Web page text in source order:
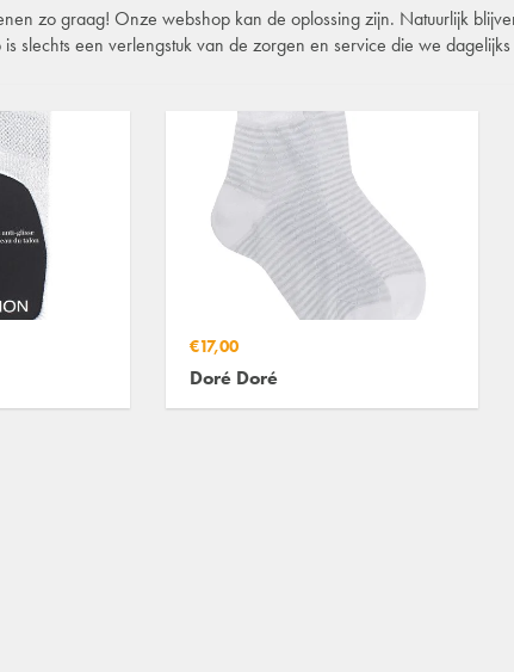
zo graag! Onze webshop kan de oplossing zijn. Natuurlijk
slechts een verlengstuk van de zorgen en service die we
€17,00
Doré Doré